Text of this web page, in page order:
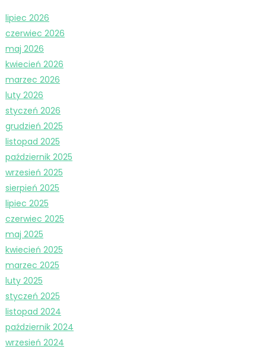
lipiec 2026
czerwiec 2026
maj 2026
kwiecień 2026
marzec 2026
luty 2026
styczeń 2026
grudzień 2025
listopad 2025
październik 2025
wrzesień 2025
sierpień 2025
lipiec 2025
czerwiec 2025
maj 2025
kwiecień 2025
marzec 2025
luty 2025
styczeń 2025
listopad 2024
październik 2024
wrzesień 2024